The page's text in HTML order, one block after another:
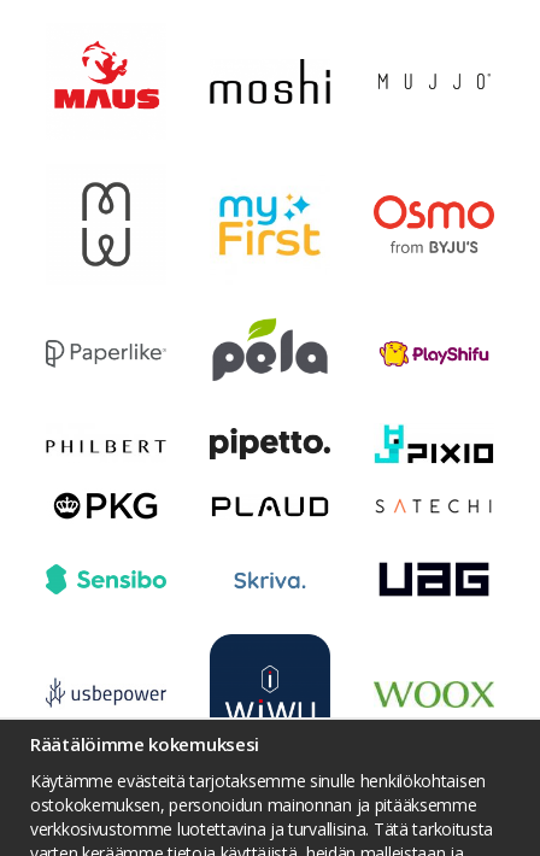
Räätälöimme kokemuksesi
Käytämme evästeitä tarjotaksemme sinulle henkilökohtaisen
ostokokemuksen, personoidun mainonnan ja pitääksemme
verkkosivustomme luotettavina ja turvallisina. Tätä tarkoitusta